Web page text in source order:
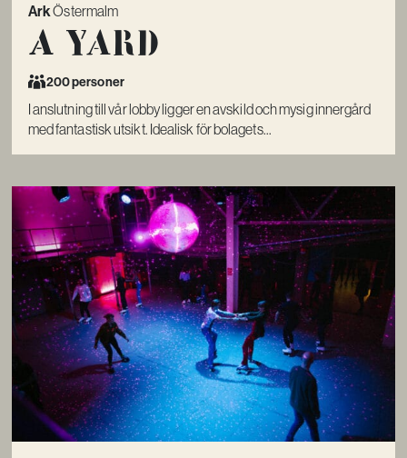
ArkÖstermalm
A Yard
200 personer
I anslutning till vår lobby ligger en avskild och mysig innergård
med fantastisk utsikt. Idealisk för bolagets...